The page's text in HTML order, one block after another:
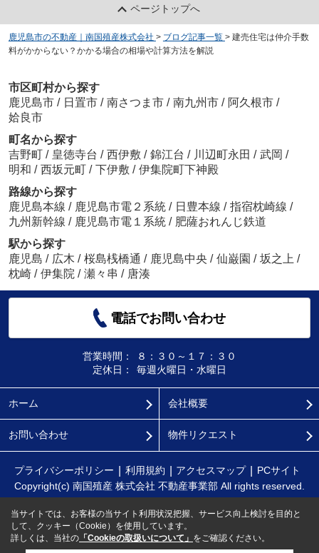
ページトップへ
鹿児島市の不動産｜南国殖産株式会社 > ブログ記事一覧 > 建売住宅は仲介手数
料がかからない？かかる場合の相場や計算方法を解説
市区町村から探す
鹿児島市 / 日置市 / 南さつま市 / 南九州市 / 阿久根市 /
姶良市
町名から探す
吉野町 / 皇徳寺台 / 西伊敷 / 錦江台 / 川辺町永田 / 武岡 /
明和 / 西坂元町 / 下伊敷 / 伊集院町下神殿
路線から探す
鹿児島本線 / 鹿児島市電２系統 / 日豊本線 / 指宿枕崎線 /
九州新幹線 / 鹿児島市電１系統 / 肥薩おれんじ鉄道
駅から探す
鹿児島 / 広木 / 桜島桟橋通 / 鹿児島中央 / 仙巌園 / 坂之上 /
枕崎 / 伊集院 / 瀬々串 / 唐湊
電話でお問い合わせ
営業時間：
８：３０～１７：３０
定休日：
毎週火曜日・水曜日
ホーム 会社概要
お問い合わせ 物件リクエスト
プライバシーポリシー 利用規約 アクセスマップ
PCサイト
Copyright(c) 南国殖産 株式会社 不動産事業部 All rights reserved.
当サイトでは、お客様の当サイト利用状況把握、サービス向上検討を目的と
して、クッキー（Cookie）を使用しています。
詳しくは、当社の 「Cookieの取扱いについて」 をご確認ください。